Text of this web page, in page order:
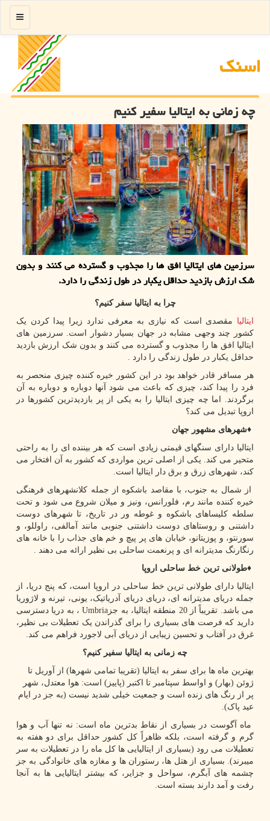
اسنك
منو
چه زمانی به ایتالیا سفیر كنیم
سرزمین های ایتالیا افق ها را مجذوب و گسترده می كنند و بدون
شك ارزش بازدید حداقل یكبار در طول زندگی را دارد.
چرا به ایتالیا سفر کنیم؟
ایتالیا مقصدی است که نیازی به معرفی ندارد زیرا پیدا کردن یک
کشور چند وجهی مشابه در جهان بسیار دشوار است. سرزمین های
ایتالیا افق ها را مجذوب و گسترده می کنند و بدون شک ارزش بازدید
حداقل یکبار در طول زندگی را دارد
هر مسافر قادر خواهد بود در این کشور خیره کننده چیزی منحصر به
فرد را پیدا کند، چیزی که باعث می شود آنها دوباره و دوباره به آن
برگردند. اما چه چیزی ایتالیا را به یکی از پر بازدیدترین کشورها در
اروپا تبدیل می کند؟
♦شهرهای مشهور جهان
ایتالیا دارای سنگهای قیمتی زیادی است که هر بیننده ای را به راحتی
متحیر می کند. یکی از اصلی ترین مواردی که کشور به آن افتخار می
کند، شهرهای زرق و برق دار ایتالیا است.
از شمال به جنوب، با مقاصد باشکوه از جمله کلانشهرهای فرهنگی
خیره کننده مانند رم، فلورانس، ونیز و میلان شروع می شود و تحت
سلطه کلیساهای باشکوه و غوطه ور در تاریخ، تا شهرهای دوست
داشتنی و روستاهای دوست داشتنی جنوبی مانند آمالفی، راوللو، و
سورنتو، و پوزیتانو، خیابان های پر پیچ و خم های جذاب را با خانه های
رنگارنگ مدیترانه ای و پرنعمت ساحلی بی نظیر ارائه می دهند
♦طولانی ترین خط ساحلی اروپا
ایتالیا دارای طولانی ترین خط ساحلی در اروپا است، که پنج دریا، از
جمله دریای مدیترانه ای، دریای دریای آدریاتیک، یونی، تیرنه و لاژوریا
می باشد. تقریباً از 20 منطقه ایتالیا، به جز
Umbria ، به دریا دسترسی
دارید که فرصت های بسیاری را برای گذراندن یک تعطیلات بی نظیر،
غرق در آفتاب و تحسین زیبایی از دریای آبی لاجورد فراهم می کند.
چه زمانی به ایتالیا سفیر کنیم؟
بهترین ماه ها برای سفر به ایتالیا (تقریبا تمامی شهرها) از آوریل تا
ژوئن (بهار) و اواسط سپتامبر تا اکتبر (پاییز) است: هوا معتدل، شهر
پر از رنگ های زنده است و جمعیت خیلی شدید نیست (به جز در ایام
عید پاک)
ماه آگوست در بسیاری از نقاط بدترین ماه است: نه تنها آب و هوا
گرم و گرفته است، بلکه ظاهراً کل کشور حداقل برای دو هفته به
تعطیلات می رود (بسیاری از ایتالیایی ها کل ماه را در تعطیلات به سر
میبرند). بسیاری از هتل ها، رستوران ها و مغازه های خانوادگی به جز
چشمه های آبگرم، سواحل و جزایر، که بیشتر ایتالیایی ها به آنجا
رفت و آمد دارند بسته است.